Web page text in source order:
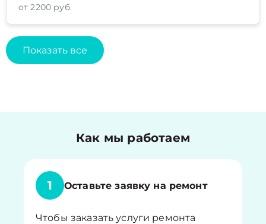
от 2200 руб.
Показать все
Как мы работаем
1 Оставьте заявку на ремонт
Чтобы заказать услуги ремонта